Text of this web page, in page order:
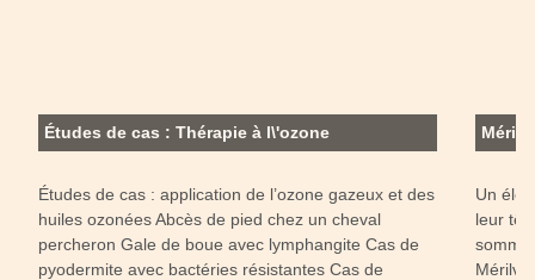
Études de cas : Thérapie à l\'ozone
Études de cas : application de l’ozone gazeux et des
huiles ozonées Abcès de pied chez un cheval
percheron Gale de boue avec lymphangite Cas de
pyodermite avec bactéries résistantes Cas de
Un
leur